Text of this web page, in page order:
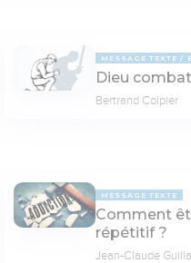
MESSAGE TEXTE
Dieu
Bertrand Colpier
MESSAGE TEXTE
Comment
répétitif ?
Jean-Claude